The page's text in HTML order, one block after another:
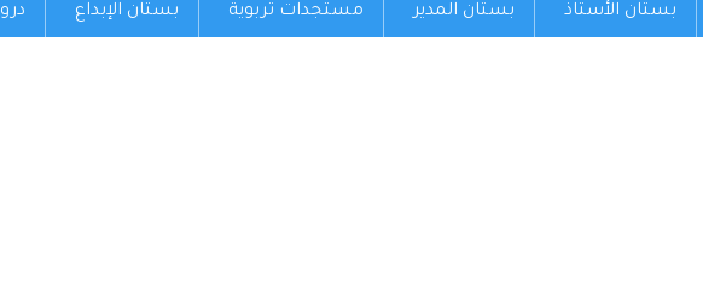
بستان الأستاذ بستان المدير مستجدات تربوية بستان الإبداع